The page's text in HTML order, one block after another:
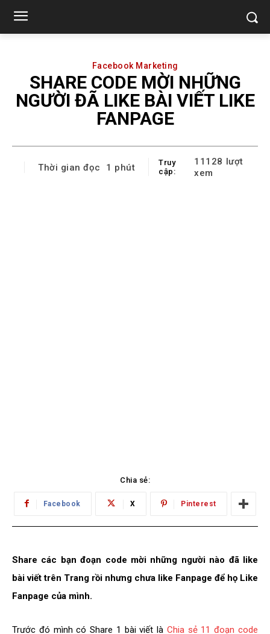
Facebook Marketing
SHARE CODE MỜI NHỮNG
NGƯỜI ĐÃ LIKE BÀI VIẾT LIKE
FANPAGE
Thời gian đọc 1 phút
Truy
cập:
11128 lượt
xem
Chia sẻ:
Facebook X Pinterest
Share các bạn đoạn code mời những người nào đã like
bài viết trên Trang rồi nhưng chưa like Fanpage để họ Like
Fanpage của mình.
Trước đó mình có Share 1 bài viết là Chia sẻ 11 đoạn code